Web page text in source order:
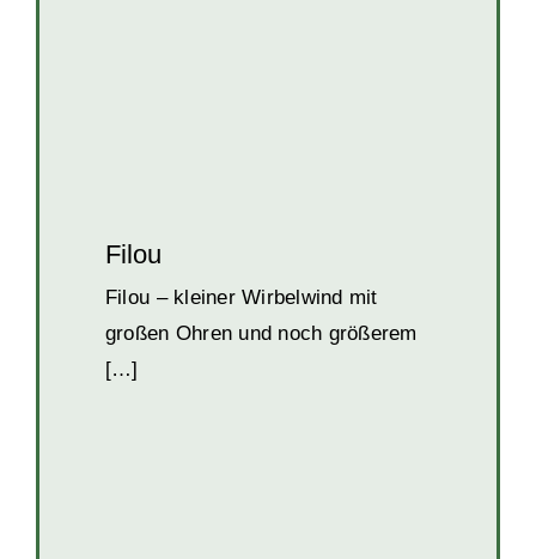
Filou
Filou – kleiner Wirbelwind mit
großen Ohren und noch größerem
[…]